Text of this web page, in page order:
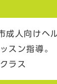
人向けヘ
スン指導。
ラス